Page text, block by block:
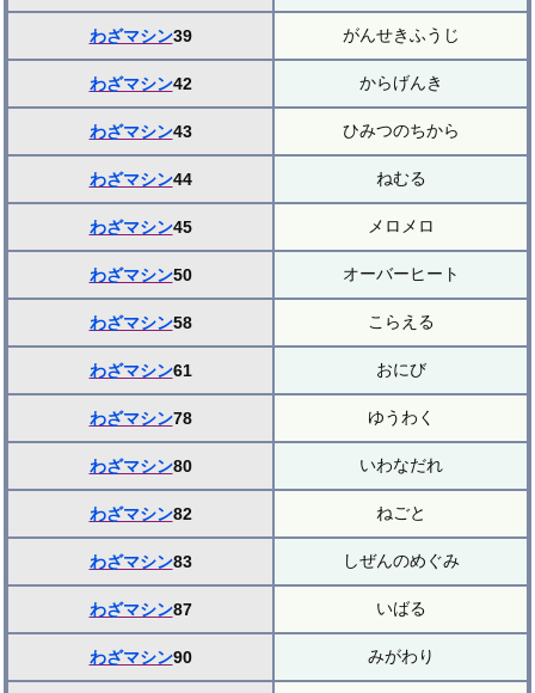
わざマシン39 がんせきふうじ
わざマシン42 からげんき
わざマシン43 ひみつのちから
わざマシン44 ねむる
わざマシン45 メロメロ
わざマシン50 オーバーヒート
わざマシン58 こらえる
わざマシン61 おにび
わざマシン78 ゆうわく
わざマシン80 いわなだれ
わざマシン82 ねごと
わざマシン83 しぜんのめぐみ
わざマシン87 いばる
わざマシン90 みがわり